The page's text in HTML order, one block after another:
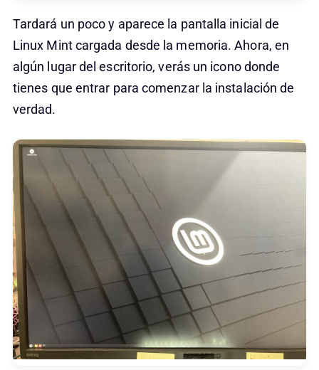
Tardará un poco y aparece la pantalla inicial de
Linux Mint cargada desde la memoria. Ahora, en
algún lugar del escritorio, verás un icono donde
tienes que entrar para comenzar la instalación de
verdad.